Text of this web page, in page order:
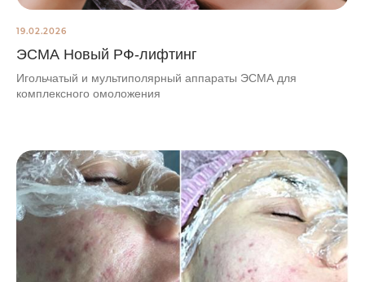
19.02.2026
ЭСМА Новый РФ-лифтинг
Игольчатый и мультиполярный аппараты ЭСМА для
комплексного омоложения